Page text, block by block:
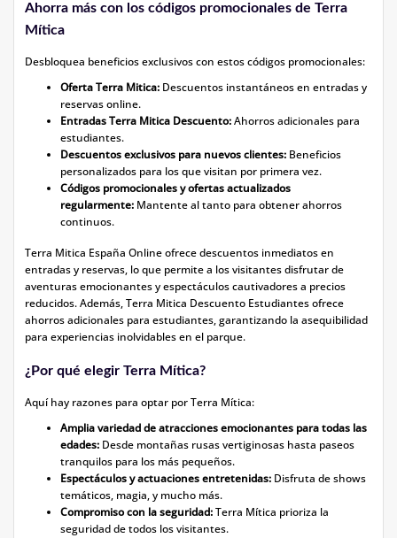
Ahorra más con los códigos promocionales de Terra
Mítica
Desbloquea beneficios exclusivos con estos códigos promocionales:
Oferta Terra Mitica: Descuentos instantáneos en entradas y
reservas online.
Entradas Terra Mitica Descuento:Ahorros adicionales para
estudiantes.
Descuentos exclusivos para nuevos clientes: Beneficios
personalizados para los que visitan por primera vez.
Códigos promocionales y ofertas actualizados
regularmente: Mantente al tanto para obtener ahorros
continuos.
Terra Mitica España Online ofrece descuentos inmediatos en
entradas y reservas, lo que permite a los visitantes disfrutar de
aventuras emocionantes y espectáculos cautivadores a precios
reducidos. Además, Terra Mitica Descuento Estudiantes ofrece
ahorros adicionales para estudiantes, garantizando la asequibilidad
para experiencias inolvidables en el parque.
¿Por qué elegir Terra Mítica?
Aquí hay razones para optar por Terra Mítica:
Amplia variedad de atracciones emocionantes para todas las
edades: Desde montañas rusas vertiginosas hasta paseos
tranquilos para los más pequeños.
Espectáculos y actuaciones entretenidas: Disfruta de shows
temáticos, magia, y mucho más.
Compromiso con la seguridad:Terra Mítica prioriza la
seguridad de todos los visitantes.